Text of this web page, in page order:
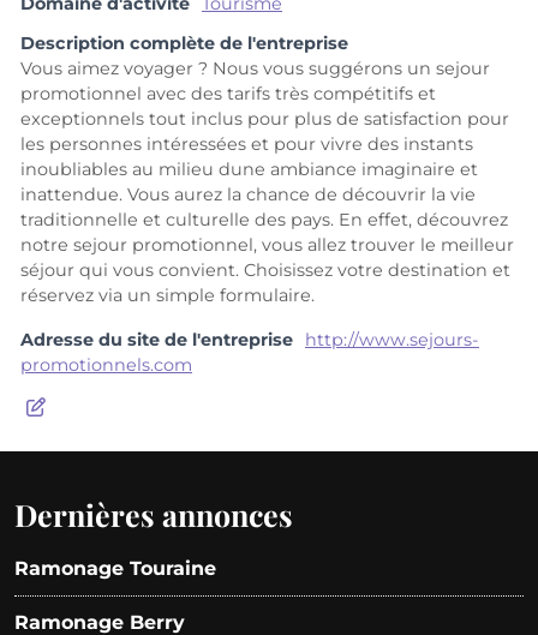
Description complète de l'entreprise
Vous aimez voyager ? Nous vous suggérons un sejour
promotionnel avec des tarifs très compétitifs et
exceptionnels tout inclus pour plus de satisfaction pour
les personnes intéressées et pour vivre des instants
inoubliables au milieu dune ambiance imaginaire et
inattendue. Vous aurez la chance de découvrir la vie
traditionnelle et culturelle des pays. En effet, découvrez
notre sejour promotionnel, vous allez trouver le meilleur
séjour qui vous convient. Choisissez votre destination et
réservez via un simple formulaire.
Adresse du site de l'entreprise
http://www.sejours-
promotionnels.com
Dernières annonces
Ramonage Touraine
Ramonage Berry